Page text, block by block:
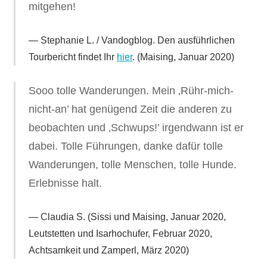
mitgehen!
Stephanie L. / Vandogblog. Den ausführlichen
Tourbericht findet Ihr hier. (Maising, Januar 2020)
Sooo tolle Wanderungen. Mein ‚Rühr-mich-
nicht-an’ hat genügend Zeit die anderen zu
beobachten und ‚Schwups!’ irgendwann ist er
dabei. Tolle Führungen, danke dafür tolle
Wanderungen, tolle Menschen, tolle Hunde.
Erlebnisse halt.
Claudia S. (Sissi und Maising, Januar 2020,
Leutstetten und Isarhochufer, Februar 2020,
Achtsamkeit und Zamperl, März 2020)